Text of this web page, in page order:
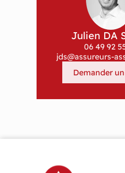
Julien DA
06 49 92
jds@assureurs-
Demander